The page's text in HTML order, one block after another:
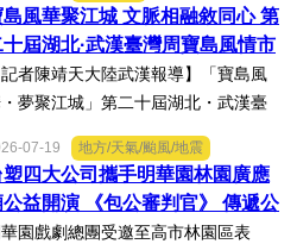
深感榮幸，也肩負更重大的責任，
將秉持初心，做好黨與地...
島風華聚江城 文脈相融敘同心 第
屆湖北·武漢臺灣周寶島風情市
暨文化交流之夜在漢溫情上演
記者陳靖天大陸武漢報導】「寶島風
夢聚江城」第二十屆湖北・武漢臺
周寶島風情市集暨文化交流之夜，7月
日晚上在武漢武商夢時代一樓中庭溫
演，歌聲文脈聯結兩地，這場融美
文創、歌舞、匠人分享...
07-19 地方/天氣/颱風/地震
塑四大公司攜手明華園林園廣應
公益開演 《包公審判官》 傳遞公
與自省精神
園戲劇總團受邀至高市林園區表